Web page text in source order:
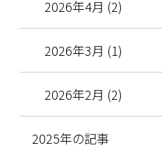
2026年4月 (2)
2026年3月 (1)
2026年2月 (2)
2025年の記事